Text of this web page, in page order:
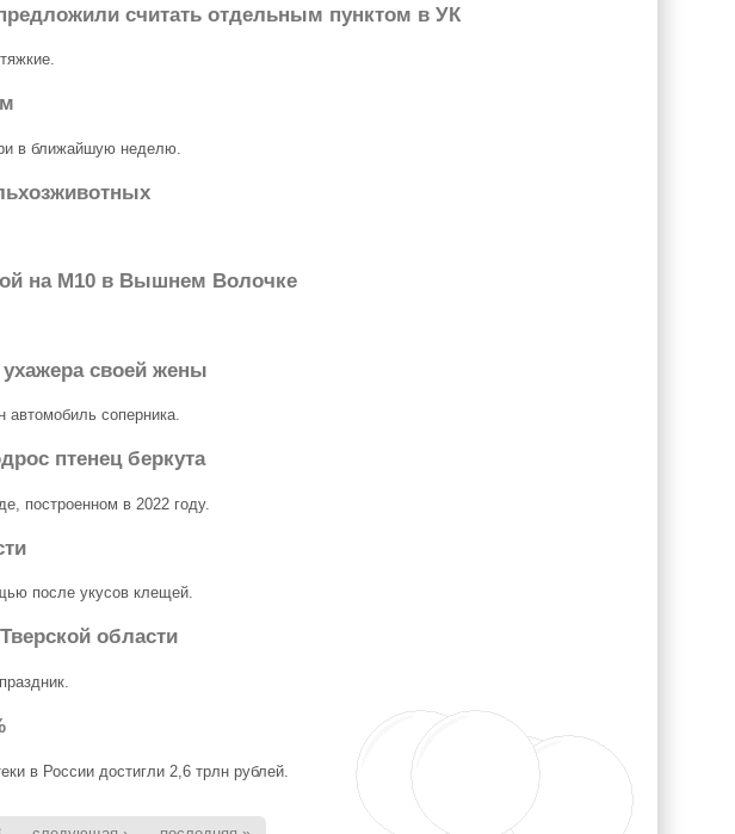
считать отдельным пунктом в УК
в ближайшую неделю.
на М10 в Вышнем Волочке
своей жены
автомобиль соперника.
птенец беркута
построенном в 2022 году.
после укусов клещей.
области
в России достигли 2,6 трлн рублей.